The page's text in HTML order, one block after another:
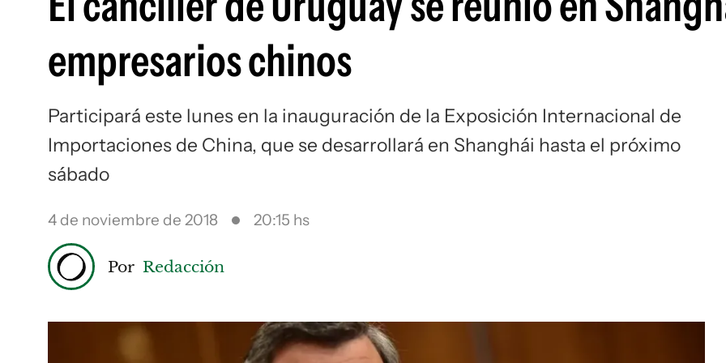
empresarios chinos
Participará este lunes en la inauguración de la Exposición Internacional de
Importaciones de China, que se desarrollará en Shanghái hasta el próximo
sábado
4 de noviembre de 2018 20:15 hs
Por Redacción